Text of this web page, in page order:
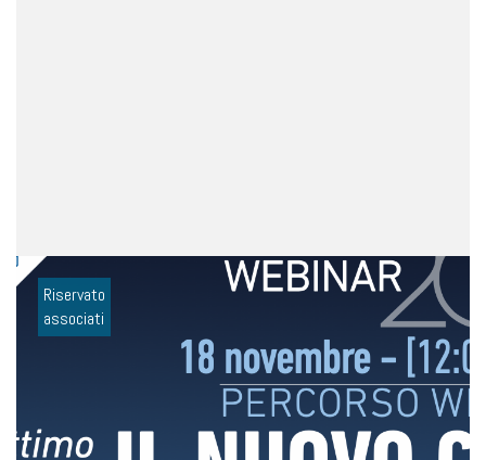
Riservato
associati